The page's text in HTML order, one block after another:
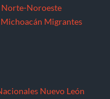
Norte-Noroeste
Michoacán Migrantes
Nuevo León